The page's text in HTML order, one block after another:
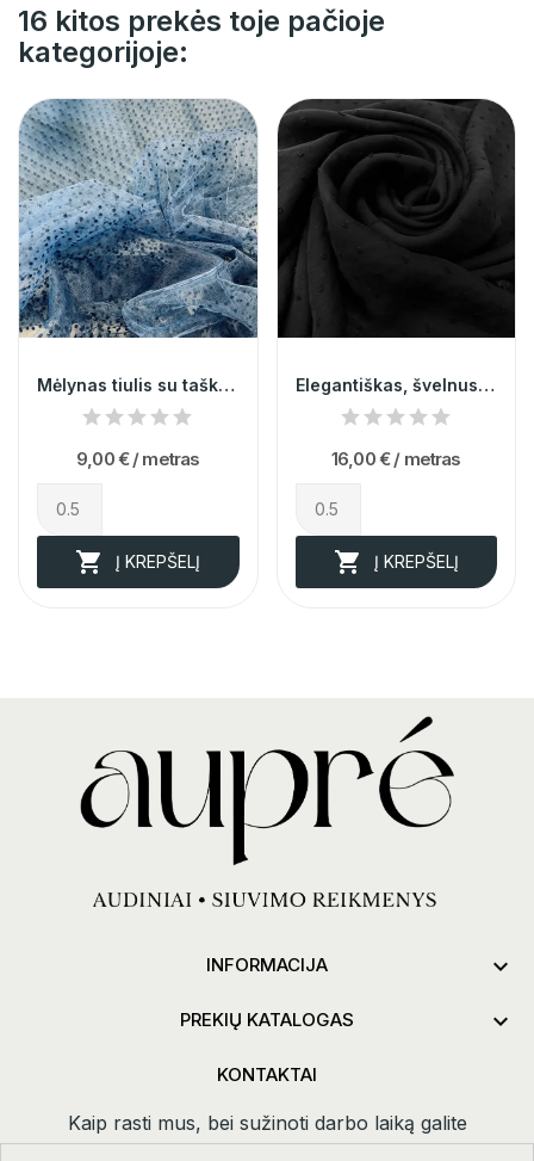
16 kitos prekės toje pačioje
kategorijoje:
Mėlynas tiulis su taškiukais 004005
9,00 € / metras
 Į KREPŠELĮ
Elegantiškas, švelnus, itališkas, faktūrinio...
16,00 € / metras
 Į KREPŠELĮ
INFORMACIJA 
PREKIŲ KATALOGAS 
KONTAKTAI
Kaip rasti mus, bei sužinoti darbo laiką galite
paspauduskontaktai.